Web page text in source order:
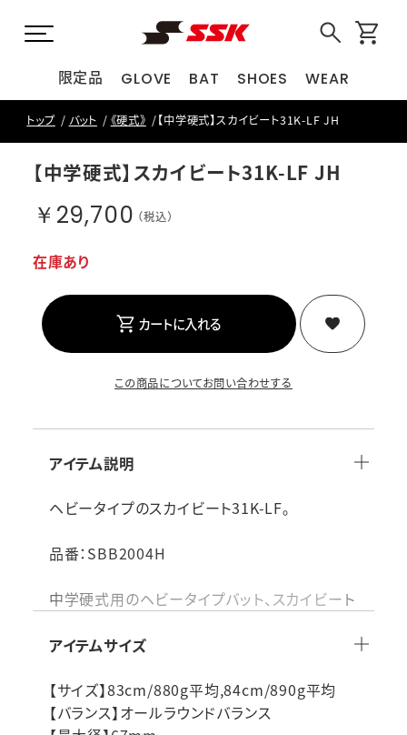
限定品 GLOVE BAT SHOES WEAR
トップ バット 《硬式》 【中学硬式】スカイビート31K-LF JH
【中学硬式】スカイビート31K-LF JH
￥29,700 （税込）
在庫あり
カートに入れる
この商品についてお問い合わせする
アイテム説明
ヘビータイプのスカイビート31K-LF｡
品番：SBB2004H
中学硬式用のヘビータイプバット、スカイビート
加工により、打球時の力の分散を抑え、反発力
最適で、強い打球感と操作性を両立。耐久性も
高く、成長期の選手のパワーをしっかり支える設
アイテムサイズ
【サイズ】83cm/880g平均,84cm/890g平均
【バランス】オールラウンドバランス